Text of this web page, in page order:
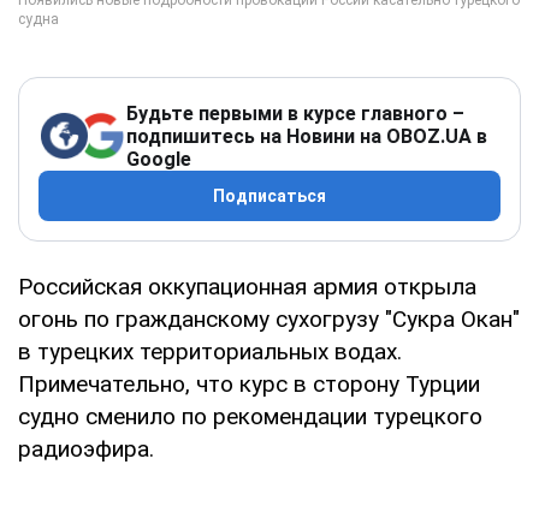
Будьте первыми в курсе главного –
подпишитесь на Новини на OBOZ.UA в
Google
Подписаться
Российская оккупационная армия открыла
огонь по гражданскому сухогрузу "Сукра Окан"
в турецких территориальных водах.
Примечательно, что курс в сторону Турции
судно сменило по рекомендации турецкого
радиоэфира.